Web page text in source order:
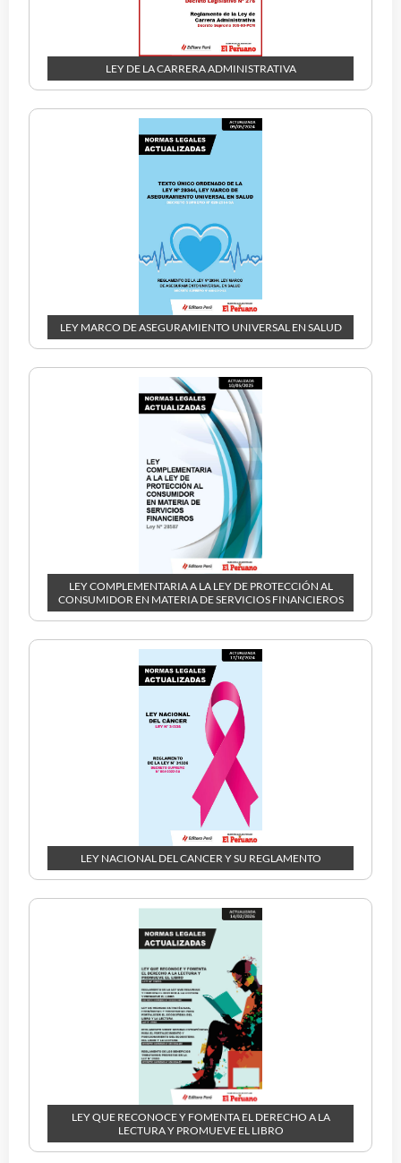
LEY DE LA CARRERA ADMINISTRATIVA
LEY MARCO DE ASEGURAMIENTO UNIVERSAL EN SALUD
LEY COMPLEMENTARIA A LA LEY DE PROTECCIÓN AL
CONSUMIDOR EN MATERIA DE SERVICIOS FINANCIEROS
LEY NACIONAL DEL CANCER Y SU REGLAMENTO
LEY QUE RECONOCE Y FOMENTA EL DERECHO A LA
LECTURA Y PROMUEVE EL LIBRO